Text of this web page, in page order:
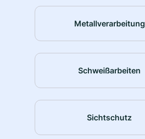
Metallverarbeitung
Schweißarbeiten
Sichtschutz